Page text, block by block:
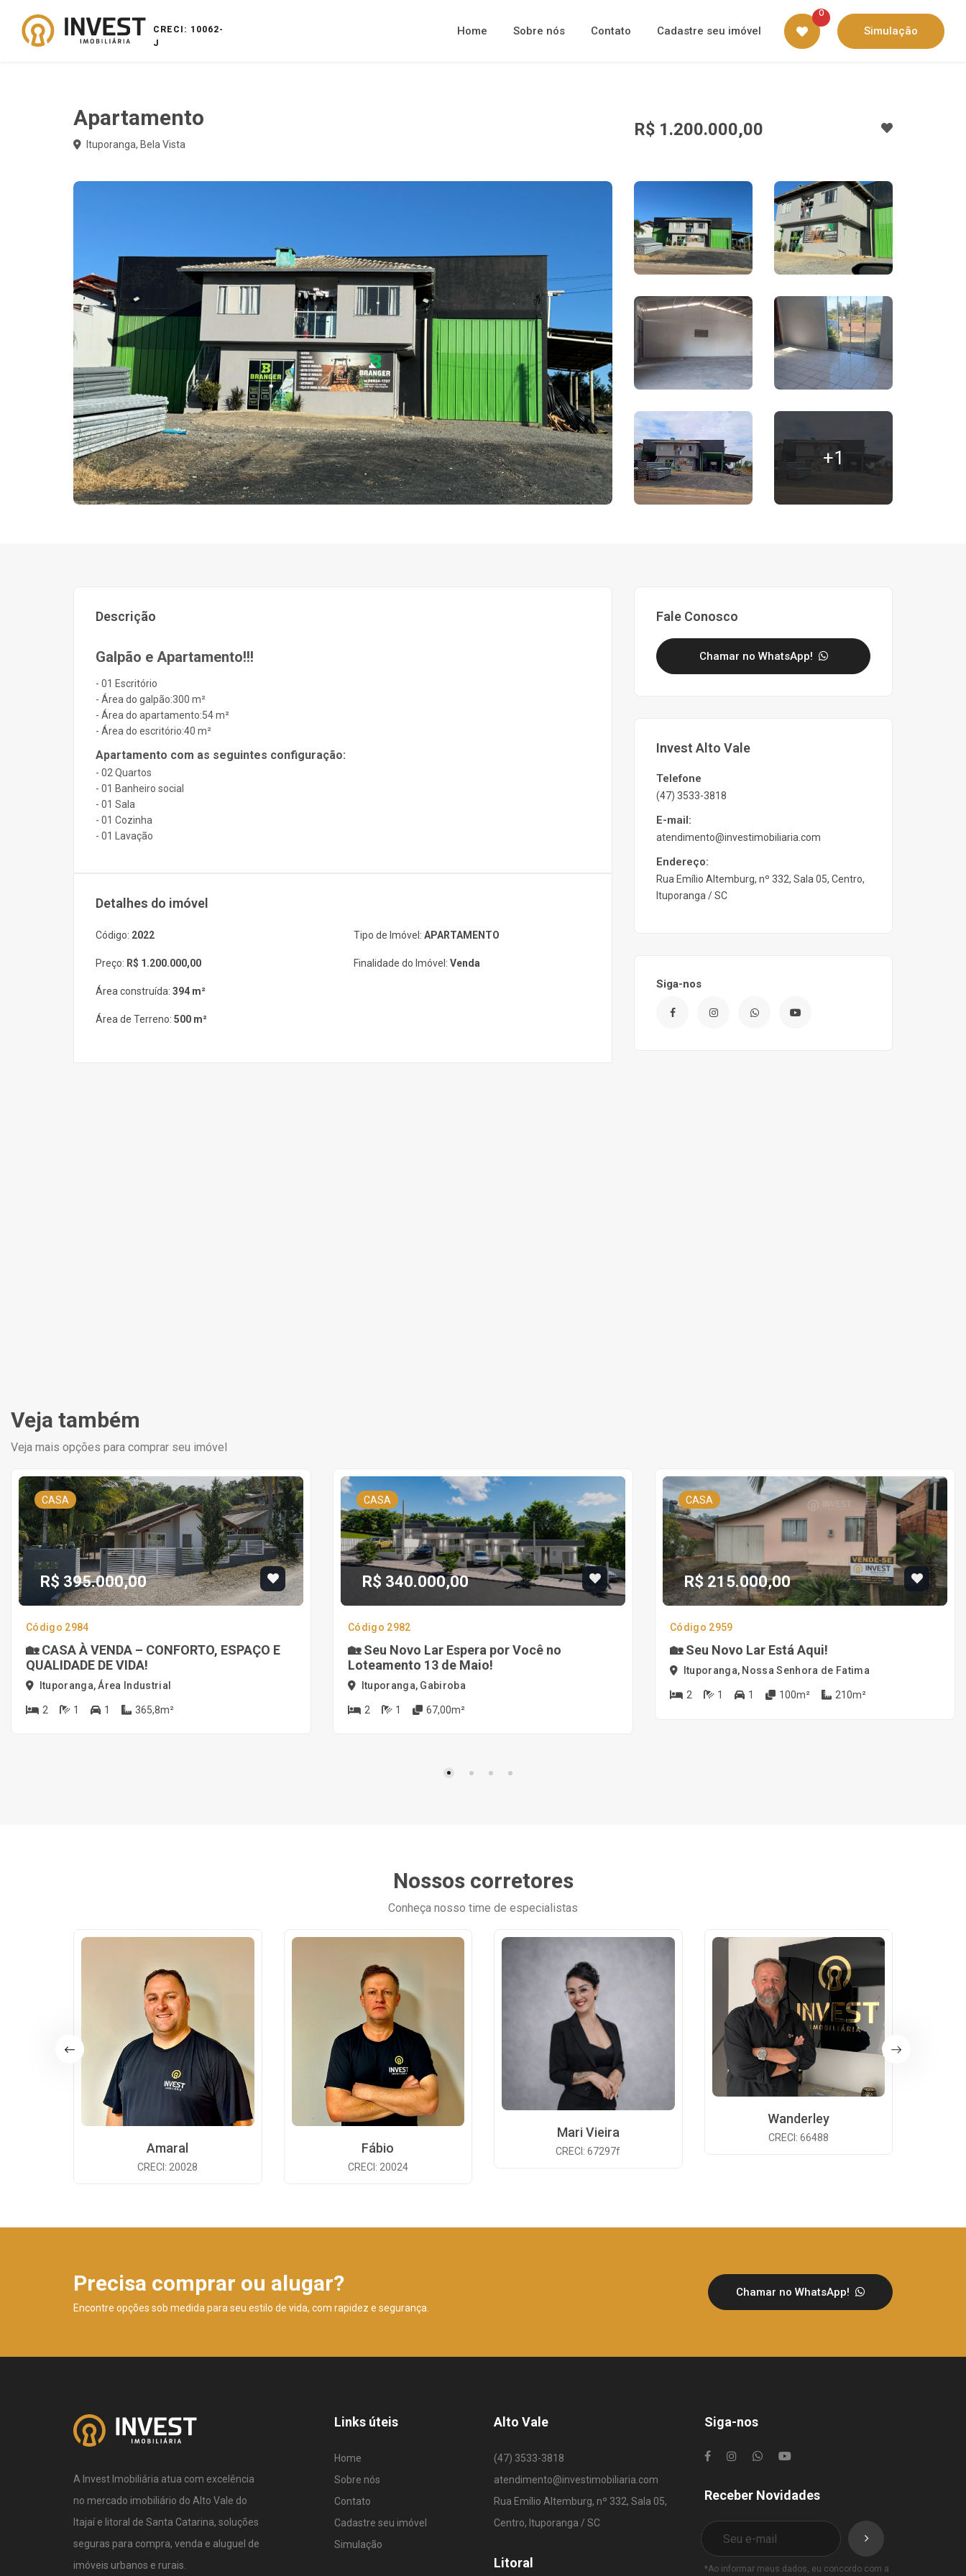
CRECI: 10062-
J
Home Sobre nós Contato Cadastre seu imóvel
0
Simulação
Apartamento
Ituporanga, Bela Vista
R$ 1.200.000,00
+1
Descrição
Galpão e Apartamento!!!
- 01 Escritório
- Área do galpão:300 m²
- Área do apartamento:54 m²
- Área do escritório:40 m²
Apartamento com as seguintes configuração:
- 02 Quartos
- 01 Banheiro social
- 01 Sala
- 01 Cozinha
- 01 Lavação
Detalhes do imóvel
Código: 2022
Preço: R$ 1.200.000,00
Área construída: 394 m²
Área de Terreno: 500 m²
Tipo de Imóvel: APARTAMENTO
Finalidade do Imóvel: Venda
Fale Conosco
Chamar no WhatsApp!
Invest Alto Vale
Telefone
(47) 3533-3818
E-mail:
atendimento@investimobiliaria.com
Endereço:
Rua Emílio Altemburg, nº 332, Sala 05, Centro,
Ituporanga / SC
Siga-nos
Veja também
Veja mais opções para comprar seu imóvel
CASA
R$ 395.000,00
Código 2984
🏡 CASA À VENDA – CONFORTO, ESPAÇO E
QUALIDADE DE VIDA!
Ituporanga, Área Industrial
2 1 1 365,8m²
CASA
R$ 340.000,00
Código 2982
🏡 Seu Novo Lar Espera por Você no
Loteamento 13 de Maio!
Ituporanga, Gabiroba
2 1 67,00m²
CASA
R$ 215.000,00
Código 2959
🏡 Seu Novo Lar Está Aqui!
Ituporanga, Nossa Senhora de Fatima
2 1 1 100m² 210m²
Nossos corretores
Conheça nosso time de especialistas
Amaral
CRECI: 20028
Fábio
CRECI: 20024
Mari Vieira
CRECI: 67297f
Wanderley
CRECI: 66488
Precisa comprar ou alugar?
Encontre opções sob medida para seu estilo de vida, com rapidez e segurança.
Chamar no WhatsApp!
A Invest Imobiliária atua com excelência
no mercado imobiliário do Alto Vale do
Itajaí e litoral de Santa Catarina, soluções
seguras para compra, venda e aluguel de
imóveis urbanos e rurais.
Links úteis
Home
Sobre nós
Contato
Cadastre seu imóvel
Simulação
Alto Vale
(47) 3533-3818
atendimento@investimobiliaria.com
Rua Emílio Altemburg, nº 332, Sala 05,
Centro, Ituporanga / SC
Litoral
Siga-nos
Receber Novidades
*Ao informar meus dados, eu concordo com a